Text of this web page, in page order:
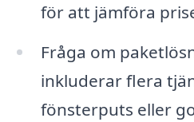
för att jämföra
Fråga om
inkluderar flera
fönsterputs eller